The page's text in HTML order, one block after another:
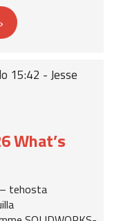
15:42 - Jesse
What’s
tehosta